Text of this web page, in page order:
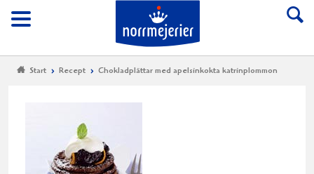
Meny
Till Norrmejerier
Start Recept Chokladplättar med apelsinkokta katrinplommon